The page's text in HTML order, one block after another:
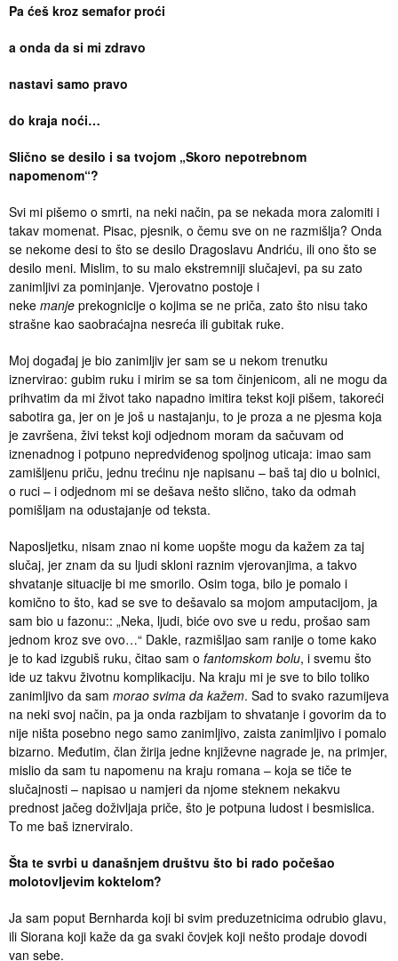
Pa ćeš kroz semafor proći
a onda da si mi zdravo
nastavi samo pravo
do kraja noći…
Slično se desilo i sa tvojom „Skoro nepotrebnom
napomenom“?
Svi mi pišemo o smrti, na neki način, pa se nekada mora zalomiti i
takav momenat. Pisac, pjesnik, o čemu sve on ne razmišlja? Onda
se nekome desi to što se desilo Dragoslavu Andriću, ili ono što se
desilo meni. Mislim, to su malo ekstremniji slučajevi, pa su zato
zanimljivi za pominjanje. Vjerovatno postoje i
neke manje prekognicije o kojima se ne priča, zato što nisu tako
strašne kao saobraćajna nesreća ili gubitak ruke.
Moj događaj je bio zanimljiv jer sam se u nekom trenutku
iznervirao: gubim ruku i mirim se sa tom činjenicom, ali ne mogu da
prihvatim da mi život tako napadno imitira tekst koji pišem, takoreći
sabotira ga, jer on je još u nastajanju, to je proza a ne pjesma koja
je završena, živi tekst koji odjednom moram da sačuvam od
iznenadnog i potpuno nepredviđenog spoljnog uticaja: imao sam
zamišljenu priču, jednu trećinu nje napisanu – baš taj dio u bolnici,
o ruci – i odjednom mi se dešava nešto slično, tako da odmah
pomišljam na odustajanje od teksta.
Naposljetku, nisam znao ni kome uopšte mogu da kažem za taj
slučaj, jer znam da su ljudi skloni raznim vjerovanjima, a takvo
shvatanje situacije bi me smorilo. Osim toga, bilo je pomalo i
komično to što, kad se sve to dešavalo sa mojom amputacijom, ja
sam bio u fazonu:: „Neka, ljudi, biće ovo sve u redu, prošao sam
jednom kroz sve ovo…“ Dakle, razmišljao sam ranije o tome kako
je to kad izgubiš ruku, čitao sam o fantomskom bolu, i svemu što
ide uz takvu životnu komplikaciju. Na kraju mi je sve to bilo toliko
zanimljivo da sam morao svima da kažem. Sad to svako razumijeva
na neki svoj način, pa ja onda razbijam to shvatanje i govorim da to
nije ništa posebno nego samo zanimljivo, zaista zanimljivo i pomalo
bizarno. Međutim, član žirija jedne književne nagrade je, na primjer,
mislio da sam tu napomenu na kraju romana – koja se tiče te
slučajnosti – napisao u namjeri da njome steknem nekakvu
prednost jačeg doživljaja priče, što je potpuna ludost i besmislica.
To me baš iznerviralo.
Šta te svrbi u današnjem društvu što bi rado počešao
molotovljevim koktelom?
Ja sam poput Bernharda koji bi svim preduzetnicima odrubio glavu,
ili Siorana koji kaže da ga svaki čovjek koji nešto prodaje dovodi
van sebe.